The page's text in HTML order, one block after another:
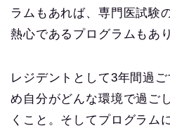
ラムもあれば、専門医試験
熱心であるプログラムもあ
レジデントとして3年間過
め自分がどんな環境で過ご
くこと。そしてプログラム